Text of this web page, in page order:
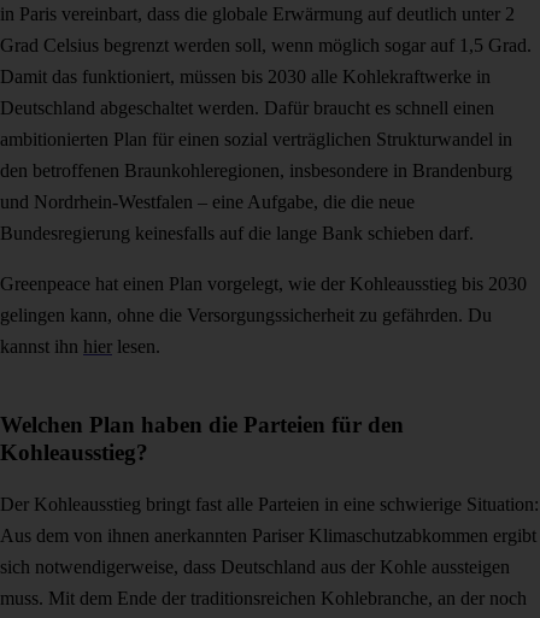
in Paris vereinbart, dass die globale Erwärmung auf deutlich unter 2
Grad Celsius begrenzt werden soll, wenn möglich sogar auf 1,5 Grad.
Damit das funktioniert, müssen bis 2030 alle Kohlekraftwerke in
Deutschland abgeschaltet werden. Dafür braucht es schnell einen
ambitionierten Plan für einen sozial verträglichen Strukturwandel in
den betroffenen Braunkohleregionen, insbesondere in Brandenburg
und Nordrhein-Westfalen – eine Aufgabe, die die neue
Bundesregierung keinesfalls auf die lange Bank schieben darf.
Greenpeace hat einen Plan vorgelegt, wie der Kohleausstieg bis 2030
gelingen kann, ohne die Versorgungssicherheit zu gefährden. Du
kannst ihn hier lesen.
Welchen Plan haben die Parteien für den
Kohleausstieg?
Der Kohleausstieg bringt fast alle Parteien in eine schwierige Situation:
Aus dem von ihnen anerkannten Pariser Klimaschutzabkommen ergibt
sich notwendigerweise, dass Deutschland aus der Kohle aussteigen
muss. Mit dem Ende der traditionsreichen Kohlebranche, an der noch